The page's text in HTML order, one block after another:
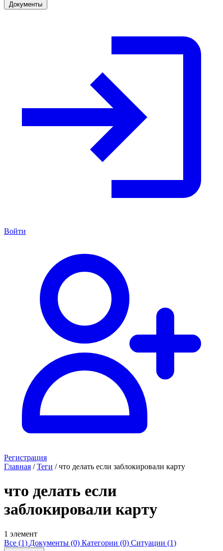
Документы
Войти
Регистрация
Главная / Теги / что делать если заблокировали карту
что делать если
заблокировали карту
1 элемент
Все (1) Документы (0) Категории (0) Ситуации (1)